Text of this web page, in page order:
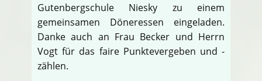
Gutenbergschule Niesky zu einem
gemeinsamen Döneressen eingeladen.
Danke auch an Frau Becker und Herrn
Vogt für das faire Punktevergeben und -
zählen.